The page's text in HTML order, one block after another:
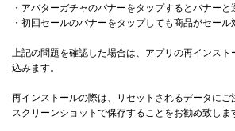
・アバターガチャのバナーをタップするとバナーと
・初回セールのバナーをタップしても商品がセール
上記の問題を確認した場合は、アプリの再インス
込みます。
再インストールの際は、リセットされるデータにご
スクリーンショットで保存することをお勧め致しま